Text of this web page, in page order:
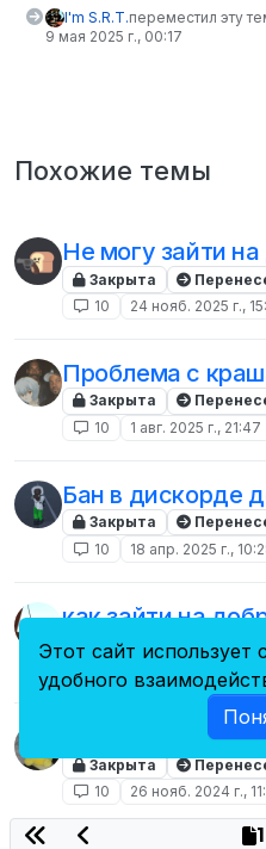
I'm S.R.T.переместил эту
9 мая 2025 г., 00:17
Похожие темы
Не могу зайти
Закрыта
10
24 нояб. 2025 г.,
Проблема с
Закрыта
10
1 авг. 2025 г., 21:47
Бан в дискорде
Закрыта
10
18 апр. 2025 г.,
как зайти на
Закрыта
19 мая 2024 г., 17:20
вылеты из
Закрыта
10
26 нояб. 2024 г.,
Этот сайт использует
удобного